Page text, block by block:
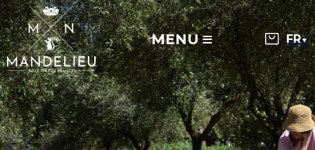
MENU ▼